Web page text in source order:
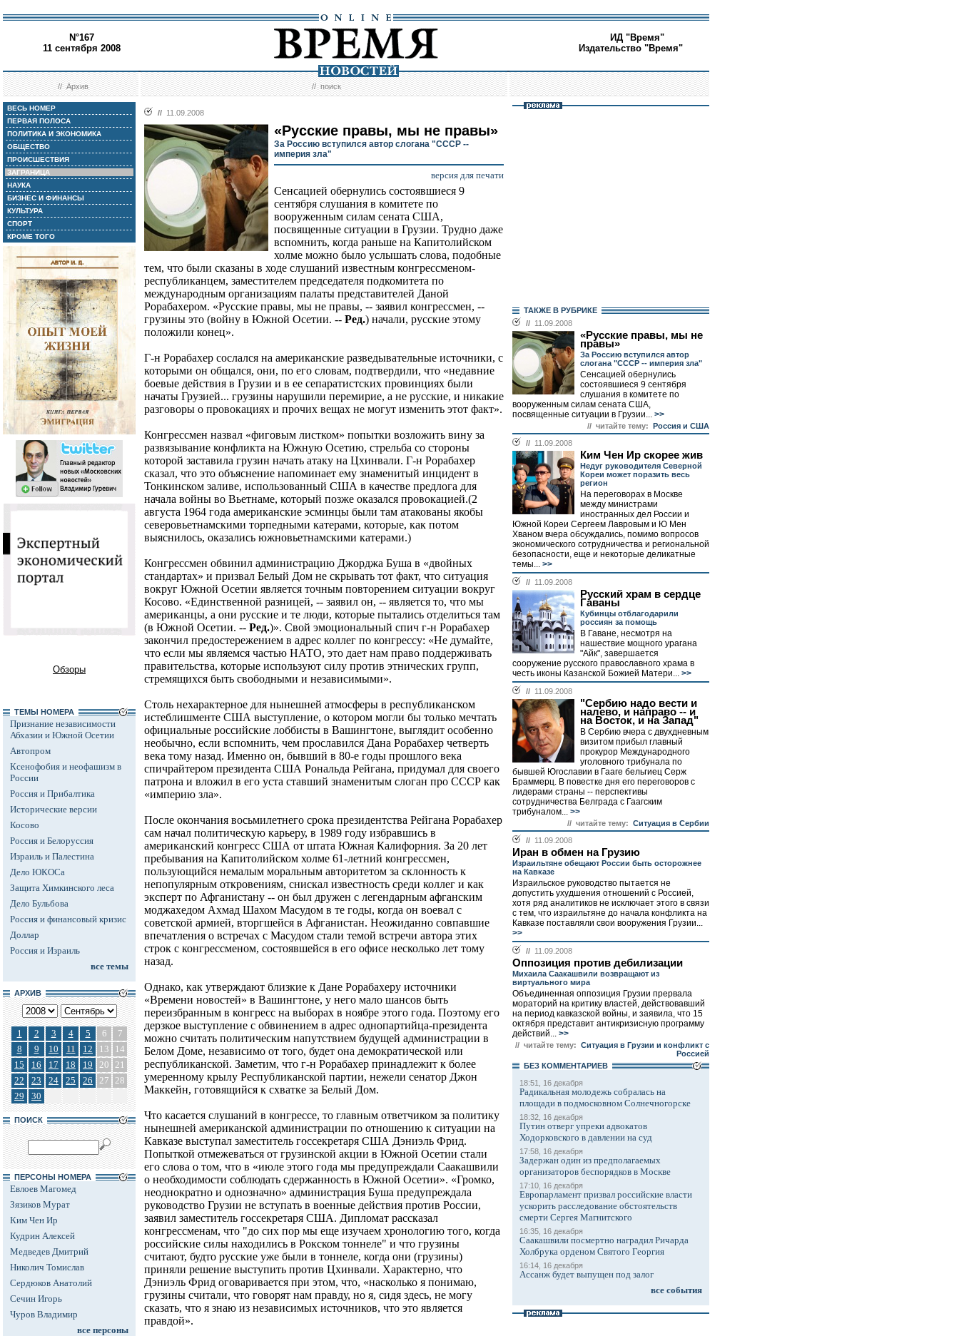
N°167
11 сентября 2008
ИД "Время"
Издательство "Время"
//Архив //поиск
ВЕСЬ НОМЕР
ПЕРВАЯ ПОЛОСА
ПОЛИТИКА И ЭКОНОМИКА
ОБЩЕСТВО
ПРОИСШЕСТВИЯ
ЗАГРАНИЦА
НАУКА
БИЗНЕС И ФИНАНСЫ
КУЛЬТУРА
СПОРТ
КРОМЕ ТОГО
Обзоры
ТЕМЫ НОМЕРА
Признание независимости
Абхазии и Южной Осетии
Автопром
Ксенофобия и неофашизм в
России
Россия и Прибалтика
Исторические версии
Косово
Россия и Белоруссия
Израиль и Палестина
Дело ЮКОСа
Защита Химкинского леса
Дело Бульбова
Россия и финансовый кризис
Доллар
Россия и Израиль
все темы
АРХИВ
1 2 3 4 5 6
7
8
9 10 11 12 13
14
15
16 17 18 19 20 21
22
23 24 25 26 27 28
29
30
ПОИСК
ПЕРСОНЫ НОМЕРА
Евлоев Магомед
Зязиков Мурат
Ким Чен Ир
Кудрин Алексей
Медведев Дмитрий
Николич Томислав
Сердюков Анатолий
Сечин Игорь
Чуров Владимир
все персоны
// 11.09.2008
«Русские правы, мы не правы»
За Россию вступился автор слогана "СССР --
империя зла"
версия для печати
Сенсацией обернулись состоявшиеся 9
сентября слушания в комитете по
вооруженным силам сената США,
посвященные ситуации в Грузии. Трудно даже
вспомнить, когда раньше на Капитолийском
холме можно было услышать слова, подобные
тем, что были сказаны в ходе слушаний известным конгрессменом-
республиканцем, заместителем председателя подкомитета по
международным организациям палаты представителей Даной
Рорабахером. «Русские правы, мы не правы, -- заявил конгрессмен, --
грузины это (войну в Южной Осетии. -- Ред.) начали, русские этому
положили конец».
Г-н Рорабахер сослался на американские разведывательные источники, с
которыми он общался, они, по его словам, подтвердили, что «недавние
боевые действия в Грузии и в ее сепаратистских провинциях были
начаты Грузией... грузины нарушили перемирие, а не русские, и никакие
разговоры о провокациях и прочих вещах не могут изменить этот факт».
Конгрессмен назвал «фиговым листком» попытки возложить вину за
развязывание конфликта на Южную Осетию, стрельба со стороны
которой заставила грузин начать атаку на Цхинвали. Г-н Рорабахер
сказал, что это объяснение напоминает ему знаменитый инцидент в
Тонкинском заливе, использованный США в качестве предлога для
начала войны во Вьетнаме, который позже оказался провокацией.(2
августа 1964 года американские эсминцы были там атакованы якобы
северовьетнамскими торпедными катерами, которые, как потом
выяснилось, оказались южновьетнамскими катерами.)
Конгрессмен обвинил администрацию Джорджа Буша в «двойных
стандартах» и призвал Белый Дом не скрывать тот факт, что ситуация
вокруг Южной Осетии является точным повторением ситуации вокруг
Косово. «Единственной разницей, -- заявил он, -- является то, что мы
американцы, а они русские и те люди, которые пытались отделиться там
(в Южной Осетии. -- Ред.)». Свой эмоциональный спич г-н Рорабахер
закончил предостережением в адрес коллег по конгрессу: «Не думайте,
что если мы являемся частью НАТО, это дает нам право поддерживать
правительства, которые используют силу против этнических групп,
стремящихся быть свободными и независимыми».
Столь нехарактерное для нынешней атмосферы в республиканском
истеблишменте США выступление, о котором могли бы только мечтать
официальные российские лоббисты в Вашингтоне, выглядит особенно
необычно, если вспомнить, чем прославился Дана Рорабахер четверть
века тому назад. Именно он, бывший в 80-е годы прошлого века
спичрайтером президента США Рональда Рейгана, придумал для своего
патрона и вложил в его уста ставший знаменитым слоган про СССР как
«империю зла».
После окончания восьмилетнего срока президентства Рейгана Рорабахер
сам начал политическую карьеру, в 1989 году избравшись в
американский конгресс США от штата Южная Калифорния. За 20 лет
пребывания на Капитолийском холме 61-летний конгрессмен,
пользующийся немалым моральным авторитетом за склонность к
непопулярным откровениям, снискал известность среди коллег и как
эксперт по Афганистану -- он был дружен с легендарным афганским
моджахедом Ахмад Шахом Масудом в те годы, когда он воевал с
советской армией, вторгшейся в Афганистан. Неожиданно совпавшие
впечатления о встречах с Масудом стали темой встречи автора этих
строк с конгрессменом, состоявшейся в его офисе несколько лет тому
назад.
Однако, как утверждают близкие к Дане Рорабахеру источники
«Времени новостей» в Вашингтоне, у него мало шансов быть
переизбранным в конгресс на выборах в ноябре этого года. Поэтому его
дерзкое выступление с обвинением в адрес однопартийца-президента
можно считать политическим напутствием будущей администрации в
Белом Доме, независимо от того, будет она демократической или
республиканской. Заметим, что г-н Рорабахер принадлежит к более
умеренному крылу Республиканской партии, нежели сенатор Джон
Маккейн, готовящийся к схватке за Белый Дом.
Что касается слушаний в конгрессе, то главным ответчиком за политику
нынешней американской администрации по отношению к ситуации на
Кавказе выступал заместитель госсекретаря США Дэниэль Фрид.
Попыткой отмежеваться от грузинской акции в Южной Осетии стали
его слова о том, что в «июле этого года мы предупреждали Саакашвили
о необходимости соблюдать сдержанность в Южной Осетии». «Громко,
неоднократно и однозначно» администрация Буша предупреждала
руководство Грузии не вступать в военные действия против России,
заявил заместитель госсекретаря США. Дипломат рассказал
конгрессменам, что "до сих пор мы еще изучаем хронологию того, когда
российские силы находились в Рокском тоннеле" и что грузины
считают, будто русские уже были в тоннеле, когда они (грузины)
приняли решение выступить против Цхинвали. Характерно, что
Дэниэль Фрид оговаривается при этом, что, «насколько я понимаю,
грузины считали, что говорят нам правду, но я, сидя здесь, не могу
сказать, что я знаю из независимых источников, что это является
правдой».
ТАКЖЕ В РУБРИКЕ
// 11.09.2008
«Русские правы, мы не
правы»
За Россию вступился автор
слогана "СССР -- империя зла"
Сенсацией обернулись
состоявшиеся 9 сентября
слушания в комитете по
вооруженным силам сената США,
посвященные ситуации в Грузии... >>
// читайте тему: Россия и США
// 11.09.2008
Ким Чен Ир скорее жив
Недуг руководителя Северной
Кореи может поразить весь
регион
На переговорах в Москве
между министрами
иностранных дел России и
Южной Кореи Сергеем Лавровым и Ю Мен
Хваном вчера обсуждались, помимо вопросов
экономического сотрудничества и региональной
безопасности, еще и некоторые деликатные
темы... >>
// 11.09.2008
Русский храм в сердце
Гаваны
Кубинцы отблагодарили
россиян за помощь
В Гаване, несмотря на
нашествие мощного урагана
"Айк", завершается
сооружение русского православного храма в
честь иконы Казанской Божией Матери... >>
// 11.09.2008
"Сербию надо вести и
налево, и направо -- и
на Восток, и на Запад"
В Сербию вчера с двухдневным
визитом прибыл главный
прокурор Международного
уголовного трибунала по
бывшей Югославии в Гааге бельгиец Серж
Браммерц. В повестке дня его переговоров с
лидерами страны -- перспективы
сотрудничества Белграда с Гаагским
трибуналом... >>
// читайте тему: Ситуация в Сербии
// 11.09.2008
Иран в обмен на Грузию
Израильтяне обещают России быть осторожнее
на Кавказе
Израильское руководство пытается не
допустить ухудшения отношений с Россией,
хотя ряд аналитиков не исключает этого в связи
с тем, что израильтяне до начала конфликта на
Кавказе поставляли свои вооружения Грузии...
>>
// 11.09.2008
Оппозиция против дебилизации
Михаила Саакашвили возвращают из
виртуального мира
Объединенная оппозиция Грузии прервала
мораторий на критику властей, действовавший
на период кавказской войны, и заявила, что 15
октября представит антикризисную программу
действий... >>
// читайте тему: Ситуация в Грузии и конфликт с
Россией
БЕЗ КОМMЕНТАРИЕВ
18:51, 16 декабря
Радикальная молодежь собралась на
площади в подмосковном Солнечногорске
18:32, 16 декабря
Путин отверг упреки адвокатов
Ходорковского в давлении на суд
17:58, 16 декабря
Задержан один из предполагаемых
организаторов беспорядков в Москве
17:10, 16 декабря
Европарламент призвал российские власти
ускорить расследование обстоятельств
смерти Сергея Магнитского
16:35, 16 декабря
Саакашвили посмертно наградил Ричарда
Холбрука орденом Святого Георгия
16:14, 16 декабря
Ассанж будет выпущен под залог
все события